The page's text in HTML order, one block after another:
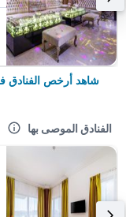
شاهد أرخص الفنادق
الفنادق الموصى بها